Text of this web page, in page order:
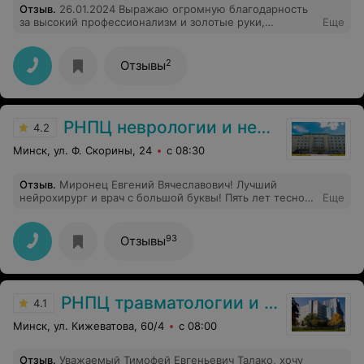
Отзыв. 26.01.2024 Выражаю огромную благодарность
за высокий профессионализм и золотые руки,
Еще
Отзывы2
4.2 РНПЦ неврологии и нейрохирургии
Минск, ул. Ф. Скорины, 24 с 08:30
Отзыв. Миронец Евгений Вячеславович! Лучший
нейрохирург и врач с большой буквы! Пять лет тесного
нашу дочь, все сложнейшие операции делались его
руками. Так же в экстренной ситуации за границей,
при дисфункции шунта, в нерабочее время был на
связи, за минуту по снимкам на телефон экрана
монитора нашёл причину! Чего весь штат итальянских
Искренняя благодарность от нашей семьи!
Еще
Отзывы93
4.1 РНПЦ травматологии и ортопедии
Минск, ул. Кижеватова, 60/4 с 08:00
Отзыв. Уважаемый Тимофей Евгеньевич Талако, хочу